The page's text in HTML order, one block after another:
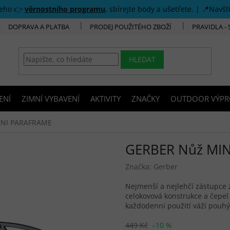
👉 věrnostního programu, sbírejte body a ušetřete. |
DOPRAVA A PLATBA PRODEJ POUŽITÉHO ZBOŽÍ PRAVIDLA -
HLEDAT
ZIMNÍ VYBAVENÍ AKTIVITY ZNAČKY OUTDOOR
PARAFRAME
GERBER Nůž
Značka: Gerber
449 Kč –10 %
Nejmenší a nejlehčí
celokovová konstrukce a
každodenní použití váží